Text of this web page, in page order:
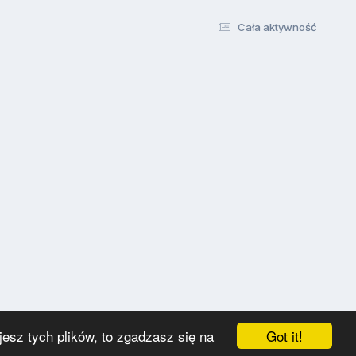
Got it!
tych plików, to zgadzasz się na
Cała aktywność